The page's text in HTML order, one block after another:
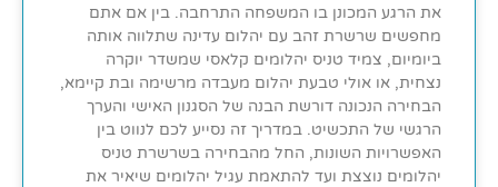
את הרגע המכונן בו המשפחה התרחבה. בין אם אתם
מחפשים שרשרת זהב עם יהלום עדינה שתלווה אותה
ביומיום, צמיד טניס יהלומים קלאסי שמשדר יוקרה
נצחית, או אולי טבעת יהלום מעבדה מרשימה ובת קיימא,
הבחירה הנכונה דורשת הבנה של הסגנון האישי והערך
הרגשי של התכשיט. במדריך זה נסייע לכם לנווט בין
האפשרויות השונות, החל מהבחירה בשרשרת טניס
יהלומים נוצצת ועד להתאמת עגיל יהלומים שיאיר את